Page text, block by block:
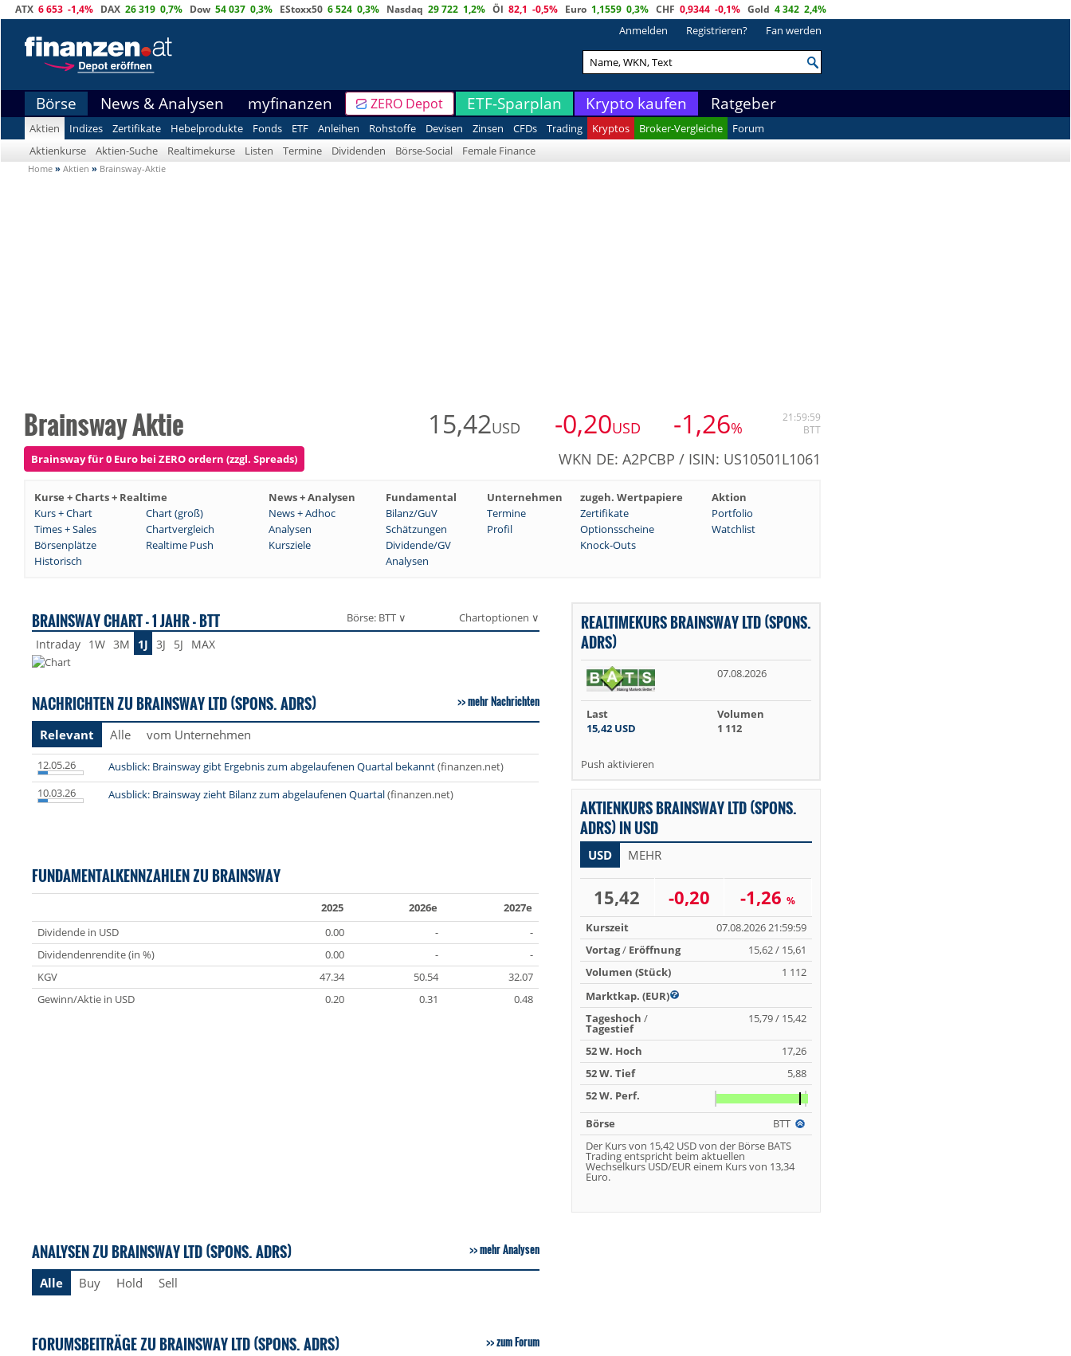
ATX 6 653 -1,4% DAX 26 319 0,7% Dow 54 037 0,3% EStoxx50 6 524 0,3% Nasdaq 29 722 1,2% Öl 82,1 -0,5% Euro 1,1559 0,3% CHF 0,9344 -0,1% Gold 4 342 2,4%
Anmelden Registrieren? Fan werden
Börse News & Analysen myfinanzen ZERO Depot ETF-Sparplan Krypto kaufen Ratgeber
Aktien Indizes Zertifikate Hebelprodukte Fonds ETF Anleihen Rohstoffe Devisen Zinsen CFDs Trading Kryptos Broker-Vergleiche
Forum
Aktienkurse
Aktien-Suche Realtimekurse Listen Termine Dividenden Börse-Social Female Finance
Home » Aktien » Brainsway-Aktie
Brainsway Aktie 15,42USD -0,20USD -1,26%
21:59:59
BTT
Brainsway für 0 Euro bei ZERO ordern (zzgl. Spreads) WKN DE: A2PCBP / ISIN: US10501L1061
Kurse + Charts + Realtime News + Analysen Fundamental Unternehmen zugeh. Wertpapiere
Aktion
Kurs + Chart
Chart (groß) News + Adhoc Bilanz/GuV Termine Zertifikate
Portfolio
Times + Sales
Chartvergleich Analysen Schätzungen Profil Optionsscheine
Watchlist
Börsenplätze
Realtime Push Kursziele Dividende/GV
Knock-Outs
Historisch
Analysen
BRAINSWAY CHART - 1 JAHR - BTT Börse: BTT ∨ Chartoptionen ∨
Intraday 1W 3M 1J 3J 5J MAX
NACHRICHTEN ZU BRAINSWAY LTD (SPONS. ADRS) mehr Nachrichten
Relevant Alle vom Unternehmen
12.05.26 Ausblick: Brainsway gibt Ergebnis zum abgelaufenen Quartal bekannt(finanzen.net)
10.03.26
Ausblick: Brainsway zieht Bilanz zum abgelaufenen Quartal(finanzen.net)
FUNDAMENTALKENNZAHLEN ZU BRAINSWAY
2025 2026e
2027e
Dividende in USD
0.00 -
-
Dividendenrendite (in %)
0.00 -
-
KGV
47.34 50.54
32.07
Gewinn/Aktie in USD
0.20 0.31 0.48
ANALYSEN ZU BRAINSWAY LTD (SPONS. ADRS) mehr Analysen
Alle Buy Hold Sell
FORUMSBEITRÄGE ZU BRAINSWAY LTD (SPONS. ADRS) zum Forum
REALTIMEKURS BRAINSWAY LTD (SPONS.
ADRS)
07.08.2026
Last
15,42 USD
Volumen
1 112
Push aktivieren
AKTIENKURS BRAINSWAY LTD (SPONS.
ADRS) IN USD
USD MEHR
15,42 -0,20 -1,26 %
Kurszeit
07.08.2026 21:59:59
Vortag/ Eröffnung
15,62 / 15,61
Volumen (Stück)
1 112
Marktkap. (EUR)
Tageshoch /
Tagestief
15,79 / 15,42
52 W. Hoch
17,26
52 W. Tief
5,88
52 W. Perf.
Börse
BTT
Der Kurs von 15,42 USD von der Börse BATS
Trading entspricht beim aktuellen
Wechselkurs USD/EUR einem Kurs von 13,34
Euro.